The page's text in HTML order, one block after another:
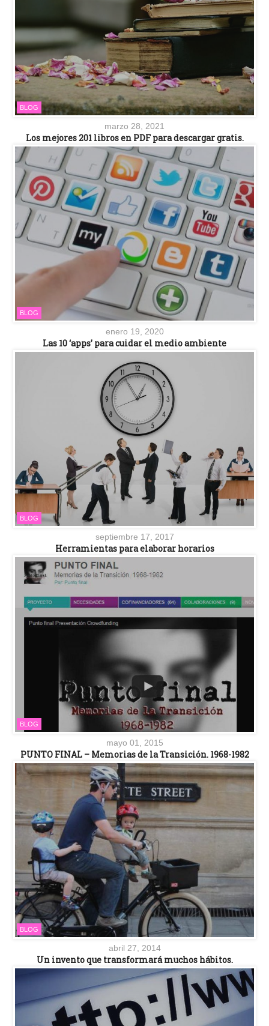
BLOG
marzo 28, 2021
Los mejores 201 libros en PDF para descargar gratis.
BLOG
enero 19, 2020
Las 10 ‘apps’ para cuidar el medio ambiente
BLOG
septiembre 17, 2017
Herramientas para elaborar horarios
BLOG
mayo 01, 2015
PUNTO FINAL – Memorias de la Transición. 1968-1982
BLOG
abril 27, 2014
Un invento que transformará muchos hábitos.